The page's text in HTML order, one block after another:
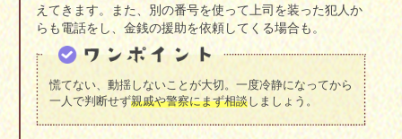
えてきます。また、別の番号を使って上司を装った犯人か
らも電話をし、金銭の援助を依頼してくる場合も。
慌てない、動揺しないことが大切。一度冷静になってから
一人で判断せず親戚や警察にまず相談しましょう。